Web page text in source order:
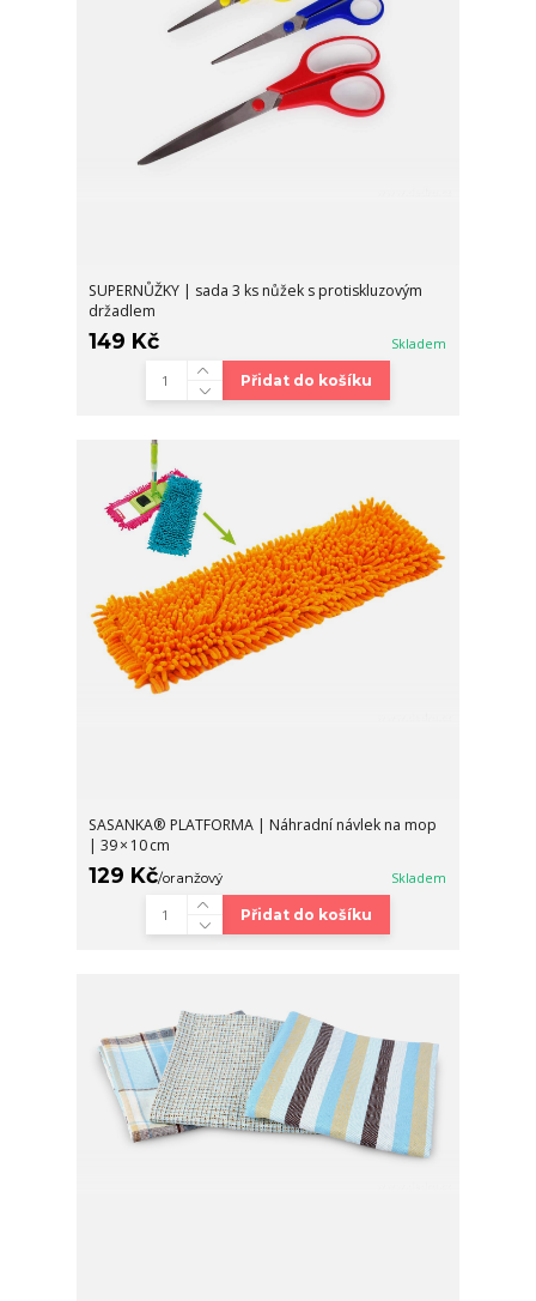
SUPERNŮŽKY | sada 3 ks nůžek s protiskluzovým
držadlem
149 Kč Skladem
Přidat do košíku
SASANKA® PLATFORMA | Náhradní návlek na mop
| 39 × 10 cm
129 Kč/oranžový Skladem
Přidat do košíku